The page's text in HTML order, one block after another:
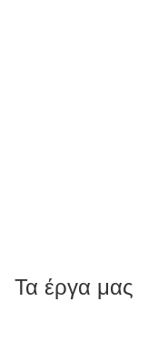
Τα έργα μας